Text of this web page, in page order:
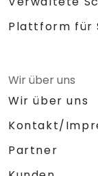
Plattform für
Wir über uns
Wir über uns
Kontakt/
Partner